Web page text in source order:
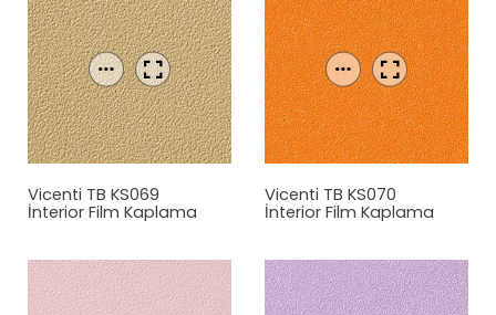
Vicenti TB KS069
İnterior Film Kaplama
Vicenti TB KS070
İnterior Film Kaplama